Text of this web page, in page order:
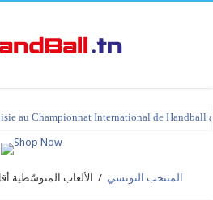
au Championnat International de Handball
المنتخب التونسي /